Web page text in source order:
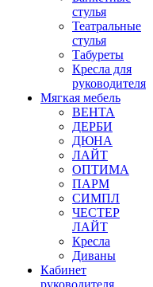
стулья
Театральные
стулья
Табуреты
Кресла для
руководителя
Мягкая мебель
ВЕНТА
ДЕРБИ
ДЮНА
ЛАЙТ
ОПТИМА
ПАРМ
СИМПЛ
ЧЕСТЕР
ЛАЙТ
Кресла
Диваны
Кабинет
руководителя